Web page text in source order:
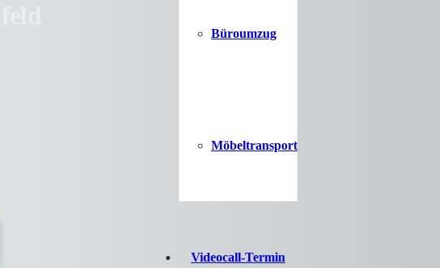
Büroumzug
Möbeltransport
Videocall-Termin